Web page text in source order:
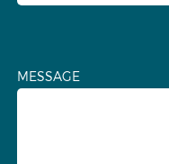
MESSAGE